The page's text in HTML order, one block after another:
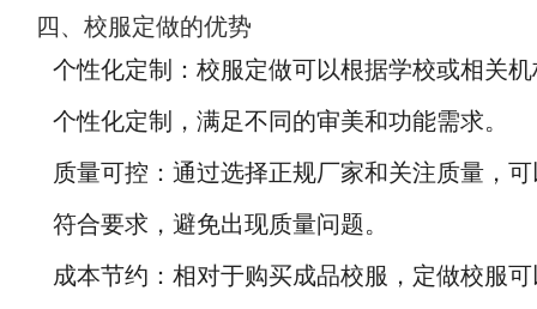
四、校服定做的优势
个性化定制：校服定做可以根据学校或相关
个性化定制，满足不同的审美和功能需求。
质量可控：通过选择正规厂家和关注质量，
符合要求，避免出现质量问题。
成本节约：相对于购买成品校服，定做校服